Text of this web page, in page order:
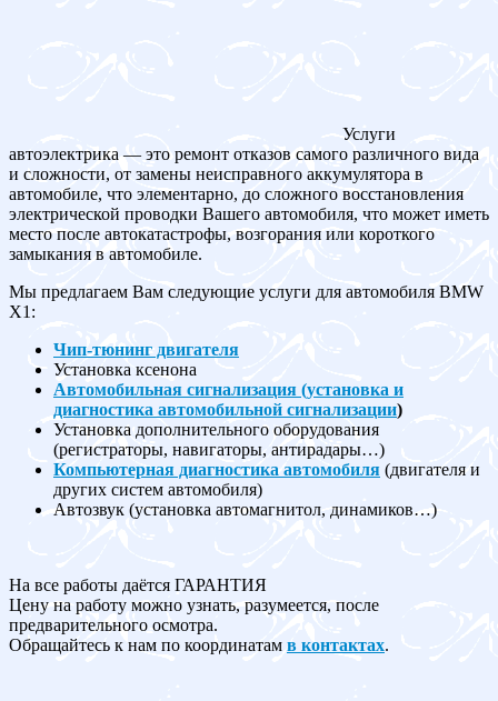
Услуги
автоэлектрика — это ремонт отказов самого различного вида
и сложности, от замены неисправного аккумулятора в
автомобиле, что элементарно, до сложного восстановления
электрической проводки Вашего автомобиля, что может иметь
место после автокатастрофы, возгорания или короткого
замыкания в автомобиле.
Мы предлагаем Вам следующие услуги для автомобиля BMW
X1:
Чип-тюнинг двигателя
Установка ксенона
Автомобильная сигнализация (установка и
диагностика автомобильной сигнализации)
Установка дополнительного оборудования
(регистраторы, навигаторы, антирадары…)
Компьютерная диагностика автомобиля (двигателя и
других систем автомобиля)
Автозвук (установка автомагнитол, динамиков…)
На все работы даётся ГАРАНТИЯ
Цену на работу можно узнать, разумеется, после
предварительного осмотра.
Обращайтесь к нам по координатам в контактах.